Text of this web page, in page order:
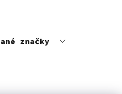
značky